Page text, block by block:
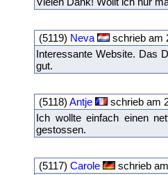
(5119) Neva
schrieb am
Interessante Website. Das
gut.
(5118) Antje
schrieb am
Ich wollte einfach einen
gestossen.
(5117) Carole
schrieb